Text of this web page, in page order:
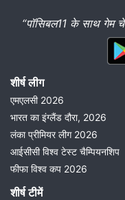
“पॉसिबल11 के साथ गेम
शीर्ष लीग
एमएलसी 2026
भारत का इंग्लैंड दौरा, 2026
लंका प्रीमियर लीग 2026
आईसीसी विश्व टेस्ट चैम्पियनशिप
फीफा विश्व कप 2026
शीर्ष टीमें